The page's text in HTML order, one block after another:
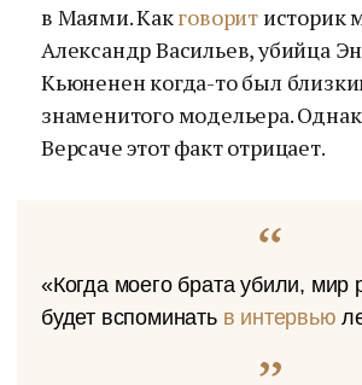
в Маями. Какговорит историк
Александр Васильев, убийца
Кьюненен когда-то был
знаменитого модельера.
Версаче этот факт отрицает.
«Когда моего брата убили, мир
будет вспоминать в интервью